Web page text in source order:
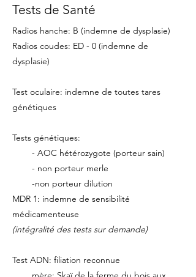
Tests de Santé
Radios hanche: B (indemne de dysplasie)
Radios coudes: ED - 0 (indemne de
dysplasie)
Test oculaire: indemne de toutes tares
génétiques
Tests génétiques:
- AOC hétérozygote (porteur sain)
- non porteur merle
-non porteur dilution
MDR 1: indemne de sensibilité
médicamenteuse
(intégralité des tests sur demande)
Test ADN: filiation reconnue